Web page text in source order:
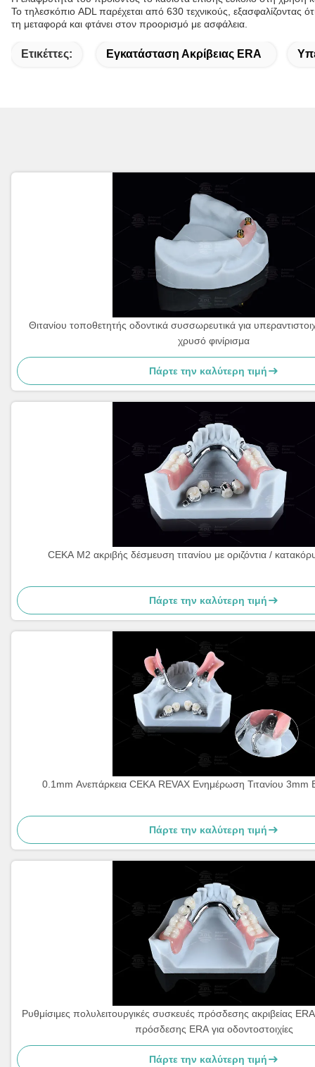
Το τηλεσκόπιο ADL παρέχεται από 630 τεχνικούς, εξασφαλίζοντας
τη μεταφορά και φτάνει στον προορισμό με ασφάλεια.
Ετικέττες: Εγκατάσταση Ακρίβειας ERA
Θιτανίου τοποθετητής οδοντικά συσσωρευτικά για
χρυσό φινίρισμα
Πάρτε την καλύτερη τιμή
CEKA M2 ακριβής δέσμευση τιτανίου με οριζόντια /
Πάρτε την καλύτερη τιμή
0.1mm Ανεπάρκεια CEKA REVAX Ενημέρωση Τιτανίου 3mm
Πάρτε την καλύτερη τιμή
Ρυθμίσιμες πολυλειτουργικές συσκευές πρόσδεσης ακριβείας
πρόσδεσης ERA για οδοντοστοιχίες
Πάρτε την καλύτερη τιμή